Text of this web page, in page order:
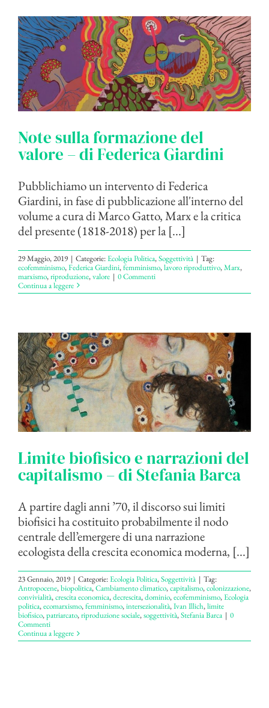
Note sulla formazione del
valore – di Federica Giardini
Pubblichiamo un intervento di Federica
Giardini, in fase di pubblicazione all'interno del
volume a cura di Marco Gatto, Marx e la critica
del presente (1818-2018) per la [...]
29 Maggio, 2019 | Categorie:Ecologia Politica,Soggettività | Tag:
ecofemminismo,Federica Giardini,femminismo,lavoro riproduttivo,Marx,
marxismo,riproduzione,valore | 0 Commenti
Continua a leggere
Limite biofisico e narrazioni del
capitalismo – di Stefania Barca
A partire dagli anni ’70, il discorso sui limiti
biofisici ha costituito probabilmente il nodo
centrale dell’emergere di una narrazione
ecologista della crescita economica moderna, [...]
23 Gennaio, 2019 | Categorie:Ecologia Politica,Soggettività | Tag:
Antropocene,biopolitica,Cambiamento climatico,capitalismo,colonizzazione,
convivialità,crescita economica,decrescita,dominio,ecofemminismo,Ecologia
politica,ecomarxismo,femminismo,intersezionalità,Ivan Illich,limite
biofisico,patriarcato,riproduzione sociale,soggettività,Stefania Barca | 0
Commenti
Continua a leggere